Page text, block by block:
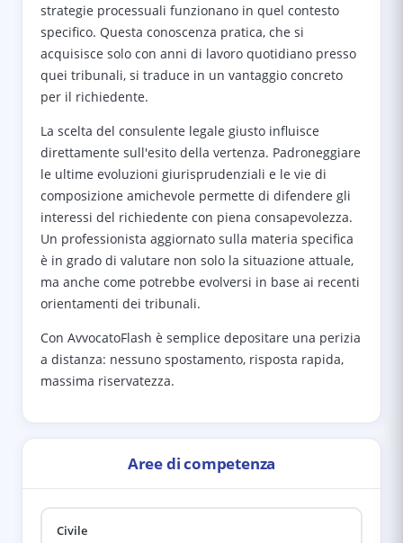
strategie processuali funzionano in quel contesto
specifico. Questa conoscenza pratica, che si
acquisisce solo con anni di lavoro quotidiano presso
quei tribunali, si traduce in un vantaggio concreto
per il richiedente.
La scelta del consulente legale giusto influisce
direttamente sull'esito della vertenza. Padroneggiare
le ultime evoluzioni giurisprudenziali e le vie di
composizione amichevole permette di difendere gli
interessi del richiedente con piena consapevolezza.
Un professionista aggiornato sulla materia specifica
è in grado di valutare non solo la situazione attuale,
ma anche come potrebbe evolversi in base ai recenti
orientamenti dei tribunali.
Con AvvocatoFlash è semplice depositare una perizia
a distanza: nessuno spostamento, risposta rapida,
massima riservatezza.
Aree di competenza
Civile